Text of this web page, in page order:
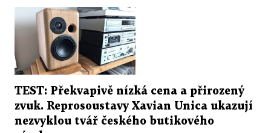
TEST: Překvapivě nízká cena a přirozený
zvuk. Reprosoustavy Xavian Unica ukazují
nezvyklou tvář českého butikového